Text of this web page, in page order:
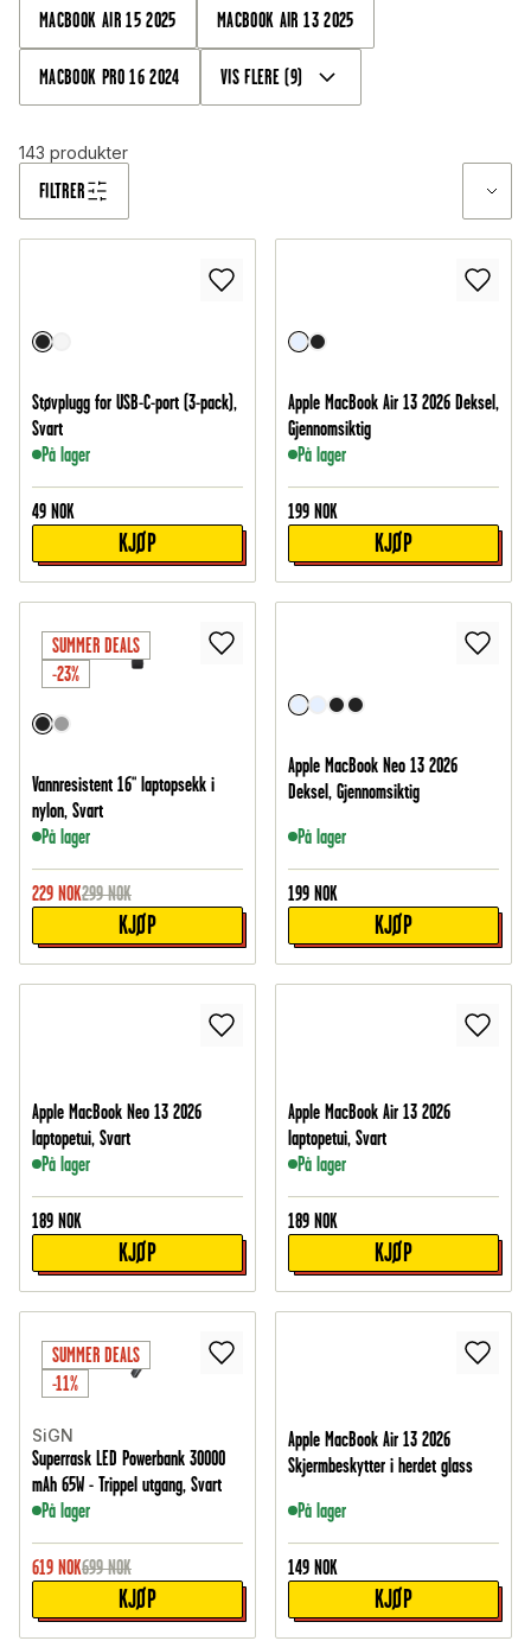
MACBOOK AIR 15 2025 MACBOOK AIR 13 2025
MACBOOK PRO 16 2024 VIS FLERE (9)
FILTRER
143 produkter
Støvplugg for USB-C-port (3-pack),
Svart
På lager
49 NOK
KJØP
Apple MacBook Air 13 2026 Deksel,
Gjennomsiktig
På lager
199 NOK
KJØP
SUMMER DEALS
-23%
Vannresistent 16" laptopsekk i
nylon, Svart
På lager
229 NOK299 NOK
KJØP
Apple MacBook Neo 13 2026
Deksel, Gjennomsiktig
På lager
199 NOK
KJØP
Apple MacBook Neo 13 2026
laptopetui, Svart
På lager
189 NOK
KJØP
Apple MacBook Air 13 2026
laptopetui, Svart
På lager
189 NOK
KJØP
SUMMER DEALS
-11%
SiGN
Superrask LED Powerbank 30000
mAh 65W - Trippel utgang, Svart
På lager
619 NOK699 NOK
KJØP
Apple MacBook Air 13 2026
Skjermbeskytter i herdet glass
På lager
149 NOK
KJØP